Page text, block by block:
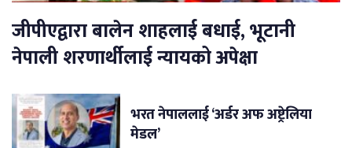
जीपीएद्वारा बालेन शाहलाई बधाई, भूटानी
नेपाली शरणार्थीलाई न्यायको अपेक्षा
भरत नेपाललाई ‘अर्डर अफ अष्ट्रेलिया
मेडल’